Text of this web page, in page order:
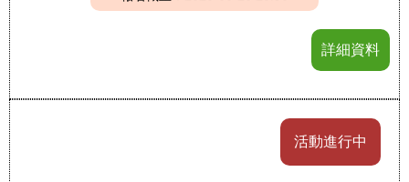
詳細資料
活動進行中